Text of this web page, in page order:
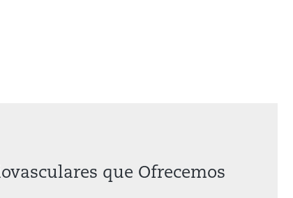
que Ofrecemos